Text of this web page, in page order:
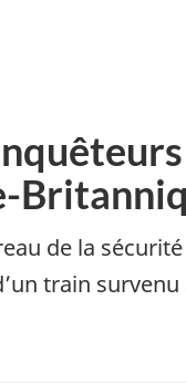
de la
train